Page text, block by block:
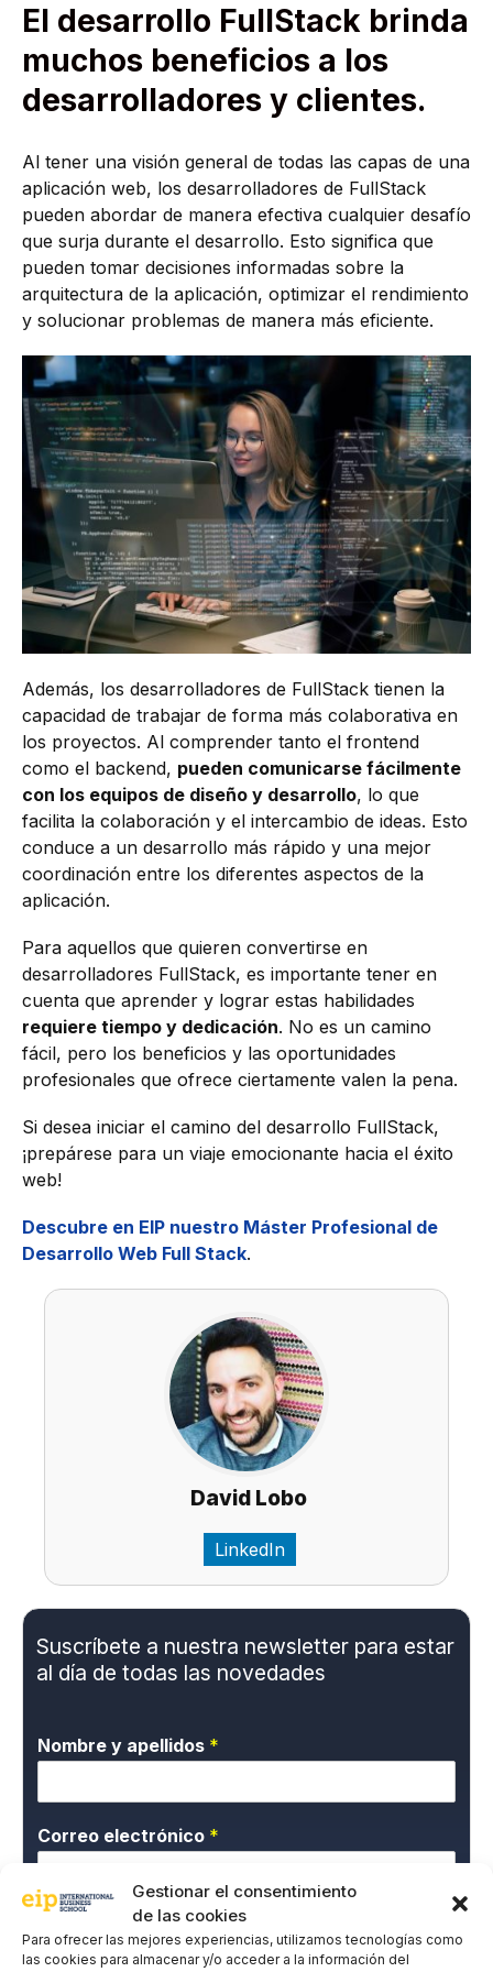
Gestionar el consentimiento
de las cookies
Para ofrecer las mejores experiencias, utilizamos tecnologías como
las cookies para almacenar y/o acceder a la información del
El desarrollo FullStack brinda
muchos beneficios a los
desarrolladores y clientes.
Al tener una visión general de todas las capas de una
aplicación web, los desarrolladores de FullStack
pueden abordar de manera efectiva cualquier desafío
que surja durante el desarrollo. Esto significa que
pueden tomar decisiones informadas sobre la
arquitectura de la aplicación, optimizar el rendimiento
y solucionar problemas de manera más eficiente.
Además, los desarrolladores de FullStack tienen la
capacidad de trabajar de forma más colaborativa en
los proyectos. Al comprender tanto el frontend
como el backend, pueden comunicarse fácilmente
con los equipos de diseño y desarrollo, lo que
facilita la colaboración y el intercambio de ideas. Esto
conduce a un desarrollo más rápido y una mejor
coordinación entre los diferentes aspectos de la
aplicación.
Para aquellos que quieren convertirse en
desarrolladores FullStack, es importante tener en
cuenta que aprender y lograr estas habilidades
requiere tiempo y dedicación. No es un camino
fácil, pero los beneficios y las oportunidades
profesionales que ofrece ciertamente valen la pena.
Si desea iniciar el camino del desarrollo FullStack,
¡prepárese para un viaje emocionante hacia el éxito
web!
Descubre en EIP nuestro Máster Profesional de
Desarrollo Web Full Stack.
David Lobo
LinkedIn
Suscríbete a nuestra newsletter para estar
al día de todas las novedades
Nombre y apellidos *
Correo electrónico *
o
*Doy mi consentimiento expreso y acepto la
Política de privacidad.